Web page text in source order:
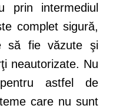
prin intermediul
complet sigură,
să fie văzute şi
neautorizate. Nu
astfel de
care nu sunt